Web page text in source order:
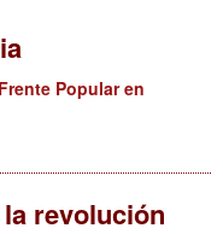
Popular en
revolución